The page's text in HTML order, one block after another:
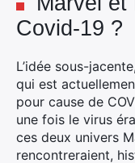
Covid-19 ?
L’idée sous-
qui est
pour cause de
une fois le virus
ces deux univers
rencontreraient,